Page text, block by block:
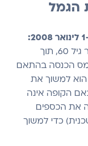
הגמל
ניתן למשוך כקצבה חודשית לאחר גיל 60, תוך
הכנסה בהתאם
למשוך את
הקופה אינה
את הכספים
כדי למשוך